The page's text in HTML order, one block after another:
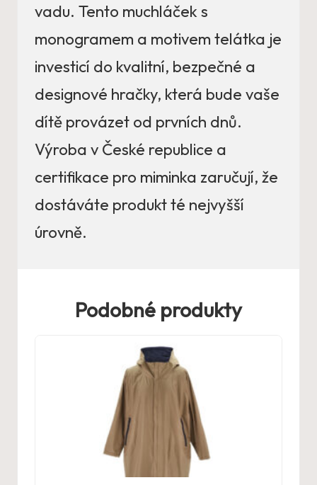
vadu. Tento muchláček s
monogramem a motivem telátka je
investicí do kvalitní, bezpečné a
designové hračky, která bude vaše
dítě provázet od prvních dnů.
Výroba v České republice a
certifikace pro miminka zaručují, že
dostáváte produkt té nejvyšší
úrovně.
Podobné produkty